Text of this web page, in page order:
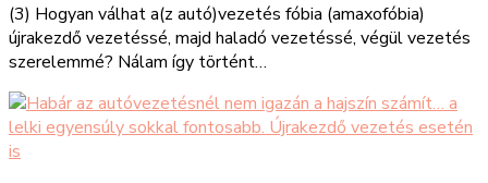
(3) Hogyan válhat a(z autó)vezetés fóbia (amaxofóbia)
újrakezdő vezetéssé, majd haladó vezetéssé, végül vezetés
szerelemmé? Nálam így történt…